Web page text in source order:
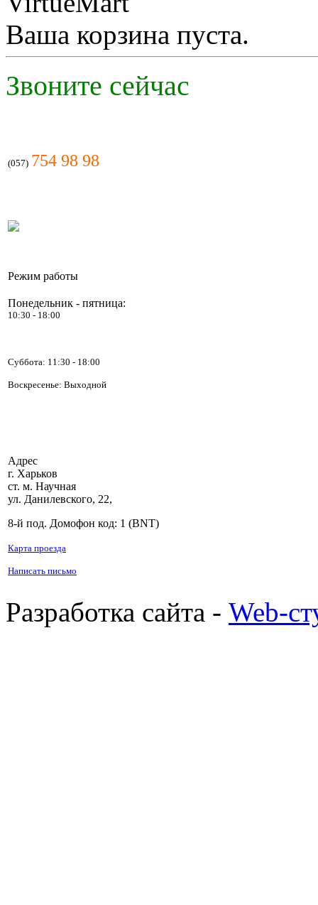
Ваша корзина пуста.
Звоните сейчас
(057) 754 98 98
Режим работы
Понедельник - пятница:
10:30 - 18:00
Суббота: 11:30 - 18:00
Воскресенье: Выходной
Адрес
г. Харьков
ст. м. Научная
ул. Данилевского, 22,
8-й под. Домофон код: 1 (BNT)
Карта проезда
Написать письмо
Разработка сайта - Web-